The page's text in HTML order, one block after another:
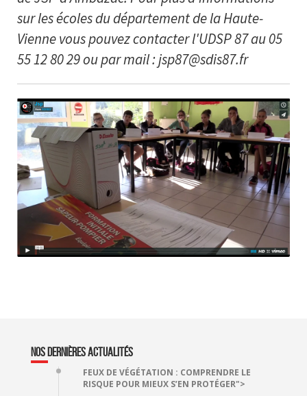
sur les écoles du département de la Haute-
Vienne vous pouvez contacter l'UDSP 87 au 05
55 12 80 29 ou par mail : jsp87@sdis87.fr
NOS DERNIÈRES ACTUALITÉS
FEUX DE VÉGÉTATION : COMPRENDRE LE
RISQUE POUR MIEUX S’EN PROTÉGER">